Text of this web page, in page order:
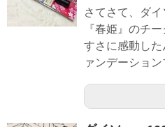
さてさて、ダ
『春姫』のチ
すさに感動し
ァンデーショ